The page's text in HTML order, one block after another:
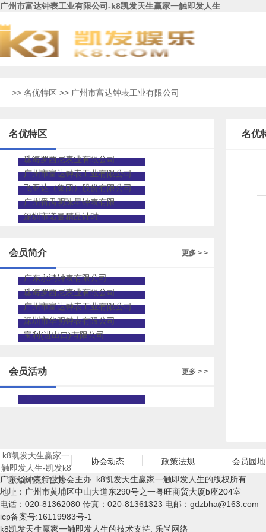
广州市富达钟表工业有限公司-k8凯发天生赢家一触即发人生
>> 名优特区 >> 广州市富达钟表工业有限公司
名优特区
珠海罗西尼表业有限公司
广州市富达钟表工业有限公司
飞亚达（集团）股份有限公司
广州番禺明珠星钟表有限
深圳市诺曼精品计时
更多 > >
会员简介
广东永鸿钟表有限公司
珠海罗西尼表业有限公司
广州市富达钟表工业有限公司
深圳市华明钟表有限公司
宝利(进出口)有限公司
更多 > >
会员活动
名优
k8凯发天生赢家一
触即发人生-凯发k8
官方网娱乐官方
协会动态 政策法规
会员园地
广东省钟表行业协会主办 k8凯发天生赢家一触即发人生的版权所有
地址：广州市黄埔区中山大道东290号之一粤旺商贸大厦b座204室
电话：020-81362080 传真：020-81361323 电邮： gdzbha@163.com
icp备案号:16119983号-1
k8凯发天生赢家一触即发人生的技术支持: 乐尚网络